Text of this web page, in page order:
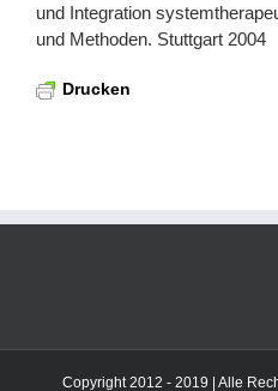
und Integration
und Methoden. Stuttgart 2004
Drucken
Copyright 2012 - 2019 | Alle